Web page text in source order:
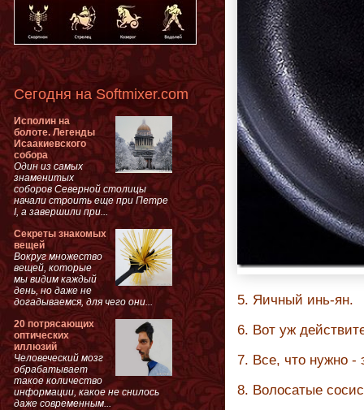
5. Яичный инь-ян.
6. Вот уж
7. Все, что нужно
8. Волосатые
Сегодня на Softmixer.com
Исполин на
болоте. Легенды
Исаакиевского
собора
Один из самых
знаменитых
соборов Северной столицы
начали строить еще при Петре
I, а завершили при...
Секреты знакомых
вещей
Вокруг множество
вещей, которые
мы видим каждый
день, но даже не
догадываемся, для чего они...
20 потрясающих
оптических
иллюзий
Человеческий мозг
обрабатывает
такое количество
информации, какое не снилось
даже современным...